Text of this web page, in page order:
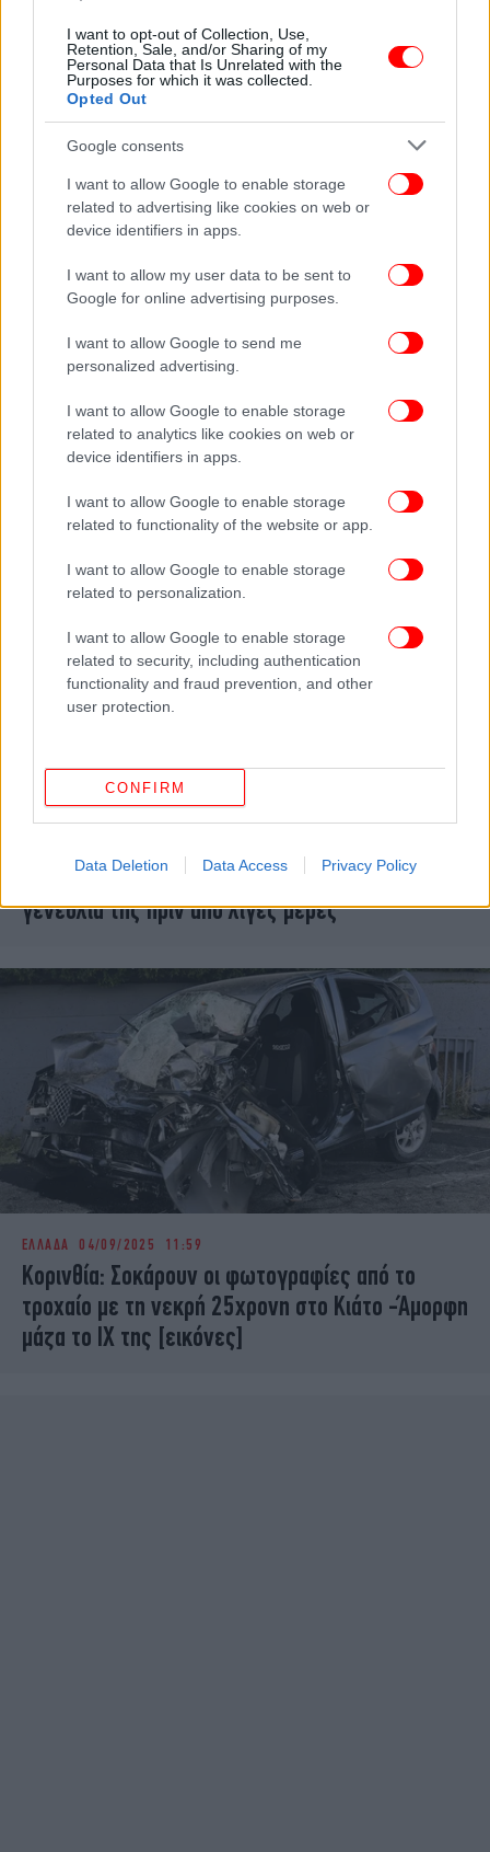
I want to opt-out of Collection, Use,
Retention, Sale, and/or Sharing of my
Personal Data that Is Unrelated with the
Purposes for which it was collected.
Opted Out
Google consents
I want to allow Google to enable storage
related to advertising like cookies on web or
device identifiers in apps.
I want to allow my user data to be sent to
Google for online advertising purposes.
I want to allow Google to send me
personalized advertising.
I want to allow Google to enable storage
related to analytics like cookies on web or
device identifiers in apps.
I want to allow Google to enable storage
related to functionality of the website or app.
I want to allow Google to enable storage
related to personalization.
I want to allow Google to enable storage
related to security, including authentication
functionality and fraud prevention, and other
user protection.
CONFIRM
Data Deletion Data Access Privacy Policy
ΕΛΛΑΔΑ 03/12/2025 12:29
Ένταση μεταξύ αγροτών-ΜΑΤ στον κόμβο του
Κιάτου -Δείτε βίντεο
ΕΛΛΑΔΑ 18/10/2025 20:50
Hellenic Train:Aκινητοποιήθηκε η αμαξοστοιχία
σκοτώθηκε σε τροχαίο στο Κιάτο -Είχε τα
γενέθλιά της πριν από λίγες μέρες
ΕΛΛΑΔΑ 04/09/2025 11:59
Κορινθία: Σοκάρουν οι φωτογραφίες από το
τροχαίο με τη νεκρή 25χρονη στο Κιάτο -Άμορφη
μάζα το ΙΧ της [εικόνες]